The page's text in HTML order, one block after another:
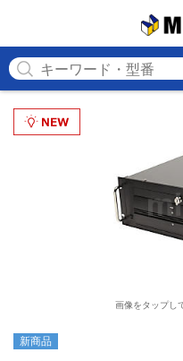
画像をタップし
新商品